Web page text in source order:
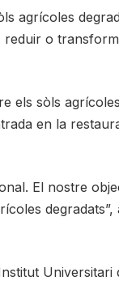
agrícoles
o
els sòls
en la
El nostre